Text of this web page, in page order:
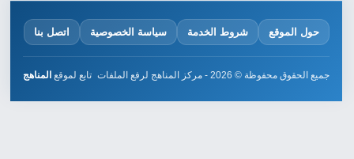
حول الموقع شروط الخدمة سياسة الخصوصية اتصل بنا
جميع الحقوق محفوظة © 2026 - مركز المناهج لرفع الملفات تابع لموقع المناهج